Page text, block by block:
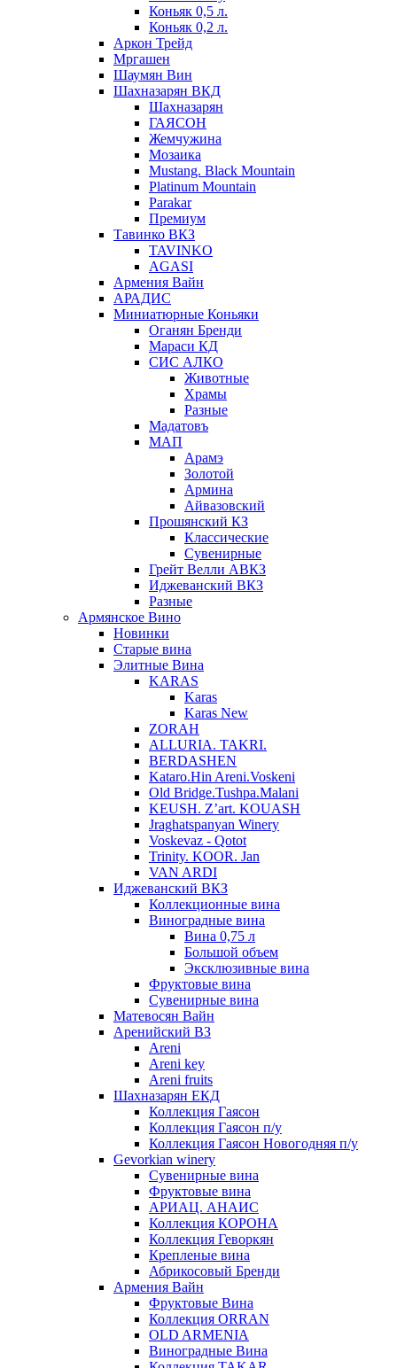
Коньяк 0,5 л.
Коньяк 0,2 л.
Аркон Трейд
Мргашен
Шаумян Вин
Шахназарян ВКД
Шахназарян
ГАЯСОН
Жемчужина
Мозаика
Mustang. Black Mountain
Platinum Mountain
Parakar
Премиум
Тавинко ВКЗ
TAVINKO
AGASI
Армения Вайн
АРАДИС
Миниатюрные Коньяки
Оганян Бренди
Мараси КД
СИС АЛКО
Животные
Храмы
Разные
Мадатовъ
МАП
Арамэ
Золотой
Армина
Айвазовский
Прошянский КЗ
Классические
Сувенирные
Грейт Велли АВКЗ
Иджеванский ВКЗ
Разные
Армянское Вино
Новинки
Старые вина
Элитные Вина
KARAS
Karas
Karas New
ZORAH
ALLURIA. TAKRI.
BERDASHEN
Kataro.Hin Areni.Voskeni
Old Bridge.Tushpa.Malani
KEUSH. Z’art. KOUASH
Jraghatspanyan Winery
Voskevaz - Qotot
Trinity. KOOR. Jan
VAN ARDI
Иджеванский ВКЗ
Коллекционные вина
Виноградные вина
Вина 0,75 л
Большой объем
Эксклюзивные вина
Фруктовые вина
Cувенирные вина
Матевосян Вайн
Аренийский ВЗ
Areni
Areni key
Areni fruits
Шахназарян ЕКД
Коллекция Гаясон
Коллекция Гаясон п/у
Коллекция Гаясон Новогодняя п/у
Gevorkian winery
Сувенирные вина
Фруктовые вина
АРИАЦ. АНАИС
Коллекция КОРОНА
Коллекция Геворкян
Крепленые вина
Абрикосовый Бренди
Армения Вайн
Фруктовые Вина
Коллекция ORRAN
OLD ARMENIA
Виноградные Вина